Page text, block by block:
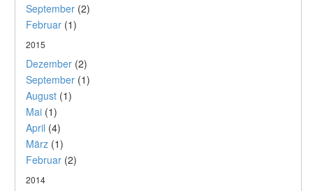
September (2)
Februar (1)
2015
Dezember (2)
September (1)
August (1)
Mai (1)
April (4)
März (1)
Februar (2)
2014